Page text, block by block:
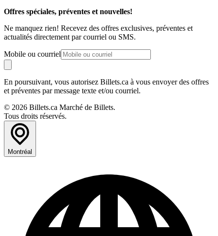
Offres spéciales, préventes et nouvelles!
Ne manquez rien! Recevez des offres exclusives, préventes et
actualités directement par courriel ou SMS.
Mobile ou courriel
En poursuivant, vous autorisez Billets.ca à vous envoyer des offres
et préventes par message texte et/ou courriel.
© 2026 Billets.ca Marché de Billets.
Tous droits réservés.
Montréal